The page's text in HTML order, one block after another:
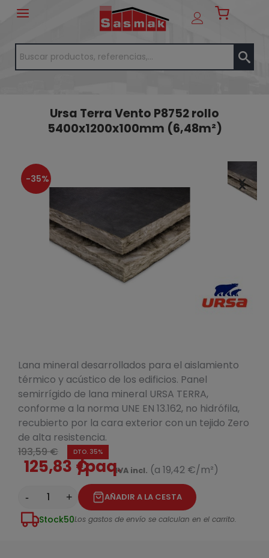
Ursa Terra Vento P8752 rollo
5400x1200x100mm (6,48m²)
-35%
Lana mineral desarrollados para el aislamiento
térmico y acústico de los edificios. Panel
semirrígido de lana mineral URSA TERRA,
conforme a la norma UNE EN 13.162, no hidrófila,
recubierto por la cara exterior con un tejido Zero
de alta resistencia.
193,59 €
DTO. 35%
125,83 €/paq.IVA incl. (a 19,42 €/m²)
- + AÑADIR A LA CESTA
Stock50Los gastos de envío se calculan en el carrito.